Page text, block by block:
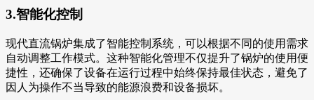
3.智能化控制
现代直流锅炉集成了智能控制系统，可以根据不同的使用需求
自动调整工作模式。这种智能化管理不仅提升了锅炉的使用便
捷性，还确保了设备在运行过程中始终保持最佳状态，避免了
因人为操作不当导致的能源浪费和设备损坏。